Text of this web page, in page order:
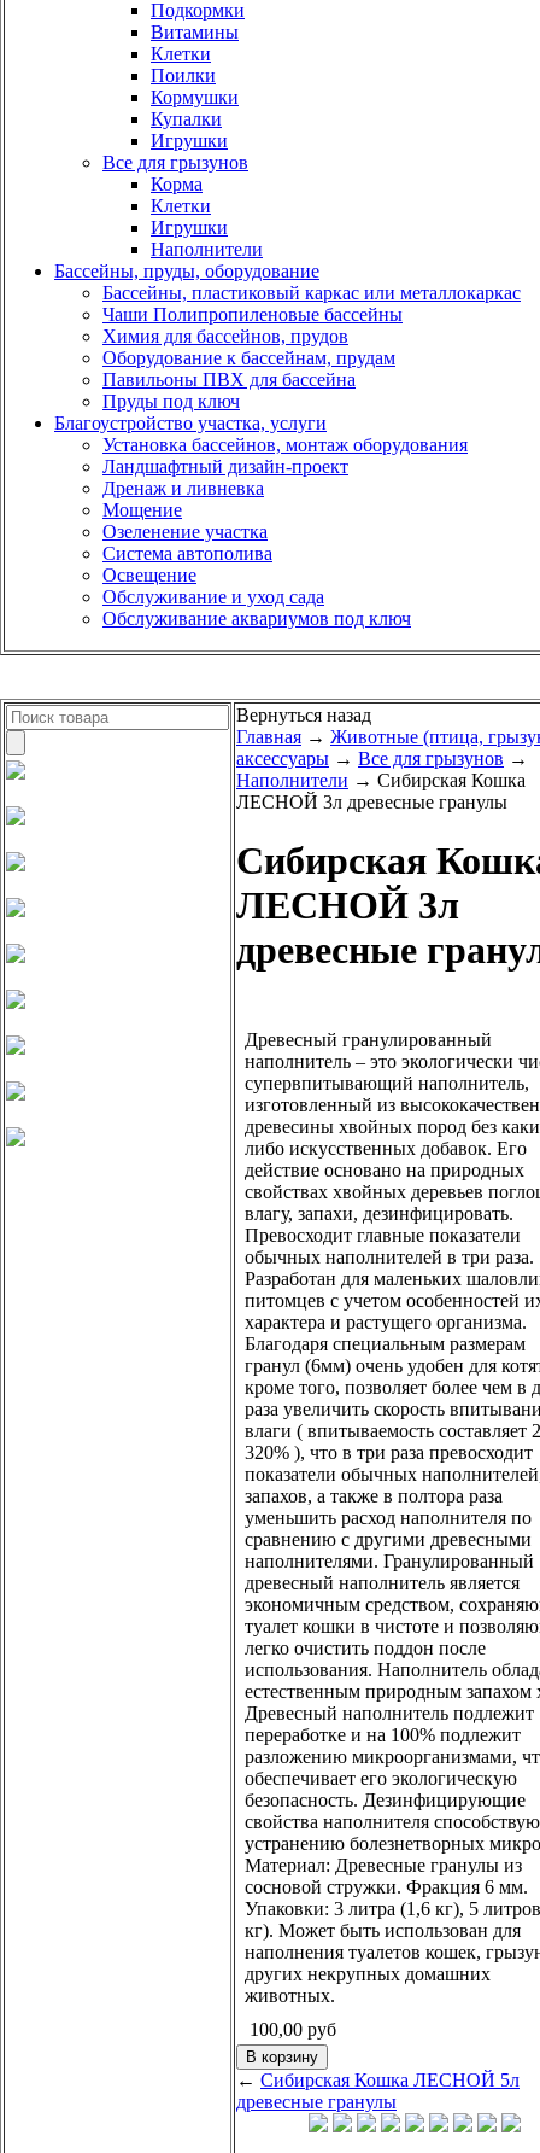
Подкормки
Витамины
Клетки
Поилки
Кормушки
Купалки
Игрушки
Все для грызунов
Корма
Клетки
Игрушки
Наполнители
Бассейны, пруды, оборудование
Бассейны, пластиковый каркас или металлокаркас
Чаши Полипропиленовые бассейны
Химия для бассейнов, прудов
Оборудование к бассейнам, прудам
Павильоны ПВХ для бассейна
Пруды под ключ
Благоустройство участка, услуги
Установка бассейнов, монтаж оборудования
Ландшафтный дизайн-проект
Дренаж и ливневка
Мощение
Озеленение участка
Система автополива
Освещение
Обслуживание и уход сада
Обслуживание аквариумов под ключ
Вернуться назад
Главная → Животные (птица,
аксессуары → Все для грызунов →
Наполнители → Сибирская Кошка
ЛЕСНОЙ 3л древесные гранулы
Сибирская
ЛЕСНОЙ 3л
древесные
Древесный гранулированный
наполнитель – это экологически
супервпитывающий наполнитель,
изготовленный из
древесины хвойных пород без
либо искусственных добавок. Его
действие основано на природных
свойствах хвойных деревьев
влагу, запахи, дезинфицировать.
Превосходит главные показатели
обычных наполнителей в три раза.
Разработан для маленьких
питомцев с учетом особенностей
характера и растущего организма.
Благодаря специальным размерам
гранул (6мм) очень удобен для
кроме того, позволяет более чем в
раза увеличить скорость
влаги ( впитываемость составляет
320% ), что в три раза превосходит
показатели обычных
запахов, а также в полтора раза
уменьшить расход наполнителя по
сравнению с другими древесными
наполнителями. Гранулированный
древесный наполнитель является
экономичным средством,
туалет кошки в чистоте и
легко очистить поддон после
использования. Наполнитель
естественным природным запахом
Древесный наполнитель подлежит
переработке и на 100% подлежит
разложению микроорганизмами,
обеспечивает его экологическую
безопасность. Дезинфицирующие
свойства наполнителя
устранению болезнетворных
Материал: Древесные гранулы из
сосновой стружки. Фракция 6 мм.
Упаковки: 3 литра (1,6 кг), 5
кг). Может быть использован для
наполнения туалетов кошек,
других некрупных домашних
животных.
100,00 руб
← Сибирская Кошка ЛЕСНОЙ 5л
древесные гранулы